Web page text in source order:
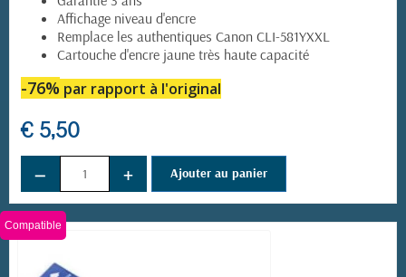
Affichage niveau d'encre
Remplace les authentiques Canon CLI-581YXXL
Cartouche d'encre jaune très haute capacité
-76% par rapport à l'original
€ 5,50
− + Ajouter au panier
Compatible